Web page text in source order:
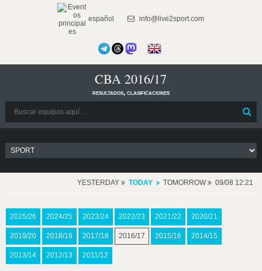
español info@live2sport.com
CBA 2016/17
resultados, clasificaciones
YESTERDAY TODAY TOMORROW 09/08 12:21
2025/26 2024/25 2023/24 2022/23 2021/22 2020/21
2019/20 2018/19 2017/18 2016/17 2015/16 2014/15
2013/14 2012/13 2011/12